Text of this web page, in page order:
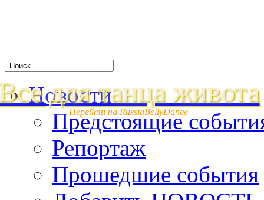
для танца живота
Перейти на RussiaBellyDance
Новости
Предстоящие
Репортаж
Прошедшие события